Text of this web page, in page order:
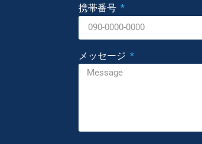
携帯番号
メッセージ